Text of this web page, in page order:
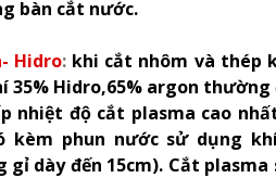
bàn cắt nước.
Hidro: khi cắt nhôm và thép
35% Hidro,65% argon
nhiệt độ cắt plasma cao
kèm phun nước sử dụng
dày đến 15cm). Cắt plasma